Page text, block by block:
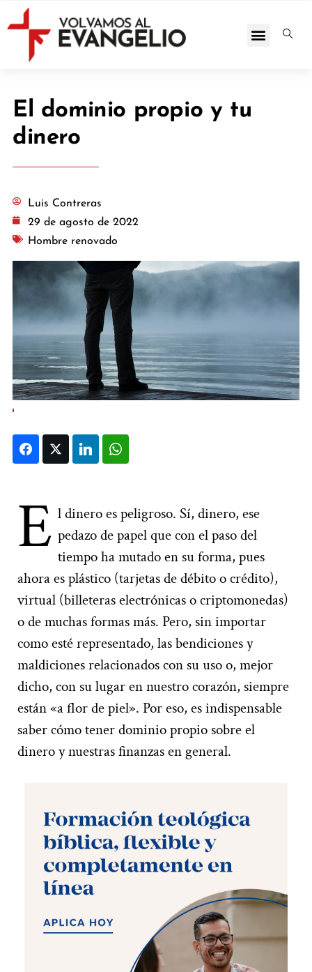
El dominio propio y tu
dinero
Luis Contreras
29 de agosto de 2022
Hombre renovado
FacebookTwitter LinkedIn
E l dinero es peligroso. Sí, dinero, ese
pedazo de papel que con el paso del
tiempo ha mutado en su forma, pues
ahora es plástico (tarjetas de débito o crédito),
virtual (billeteras electrónicas o criptomonedas)
o de muchas formas más. Pero, sin importar
como esté representado, las bendiciones y
maldiciones relacionados con su uso o, mejor
dicho, con su lugar en nuestro corazón, siempre
están «a flor de piel». Por eso, es indispensable
saber cómo tener dominio propio sobre el
dinero y nuestras finanzas en general.